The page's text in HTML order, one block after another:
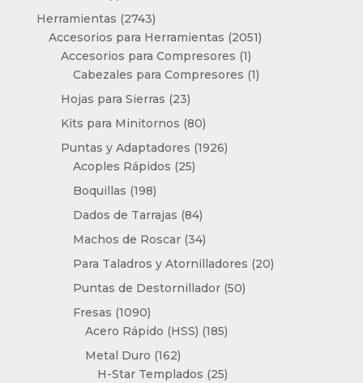
producto
Herramientas 27432743
productos
Accesorios para Herramientas 20512051
Accesorios para Compresores 11
producto
Cabezales para Compresores 11
Hojas para Sierras 2323
productos
Kits para Minitornos 8080
productos
Puntas y Adaptadores 19261926
Acoples Rápidos 2525
Boquillas 198198
productos
Dados de Tarrajas 8484
productos
Machos de Roscar 3434
productos
Para Taladros y Atornilladores 2020
Puntas de Destornillador 5050
Fresas 10901090
productos
Acero Rápido (HSS) 185185
Metal Duro 162162
productos
H-Star Templados 2525